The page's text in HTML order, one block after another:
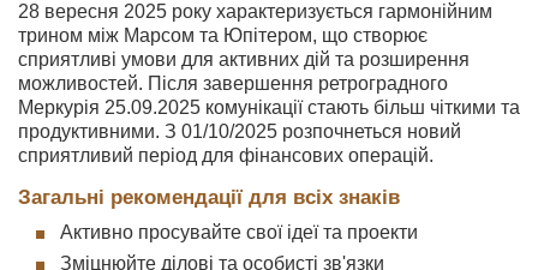
28 вересня 2025 року характеризується гармонійним
трином між Марсом та Юпітером, що створює
сприятливі умови для активних дій та розширення
можливостей. Після завершення ретроградного
Меркурія 25.09.2025 комунікації стають більш чіткими та
продуктивними. З 01/10/2025 розпочнеться новий
сприятливий період для фінансових операцій.
Загальні рекомендації для всіх знаків
Активно просувайте свої ідеї та проекти
Зміцнюйте ділові та особисті зв'язки